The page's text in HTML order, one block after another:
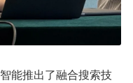
能推出了融合搜索技